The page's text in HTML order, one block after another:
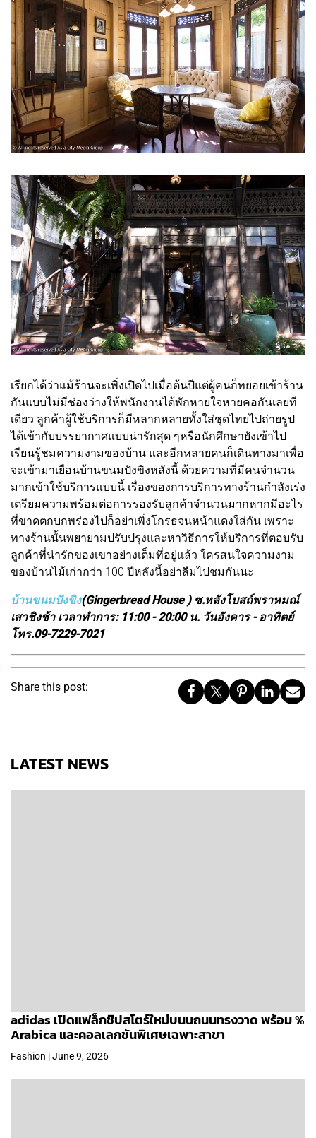
เรียกได้ว่าแม้ร้านจะเพิ่งเปิดไปเมื่อต้นปีแต่ผู้คนก็ทยอยเข้าร้าน
กันแบบไม่มีช่องว่างให้พนักงานได้พักหายใจหายคอกันเลยที
เดียว ลูกค้าผู้ใช้บริการก็มีหลากหลายทั้งใส่ชุดไทยไปถ่ายรูป
ได้เข้ากับบรรยากาศแบบน่ารักสุด ๆหรือนักศึกษายังเข้าไป
เรียนรู้ชมความงามของบ้าน และอีกหลายคนก็เดินทางมาเพื่อ
จะเข้ามาเยือนบ้านขนมปังขิงหลังนี้ ด้วยความที่มีคนจำนวน
มากเข้าใช้บริการแบบนี้ เรื่องของการบริการทางร้านกำลังเร่ง
เตรียมความพร้อมต่อการรองรับลูกค้าจำนวนมากหากมีอะไร
ที่ขาดตกบกพร่องไปก็อย่าเพิ่งโกรธจนหน้าแดงใส่กัน เพราะ
ทางร้านนั้นพยายามปรับปรุงและหาวิธีการให้บริการที่ตอบรับ
ลูกค้าที่น่ารักของเขาอย่างเต็มที่อยู่แล้ว ใครสนใจความงาม
ของบ้านไม้เก่ากว่า 100 ปีหลังนี้อย่าลืมไปชมกันนะ
บ้านขนมปังขิง(Gingerbread House ) ซ.หลังโบสถ์พราหมณ์
เสาชิงช้า เวลาทำการ: 11:00 - 20:00 น. วันอังคาร - อาทิตย์
โทร.09-7229-7021
Share this post:
LATEST NEWS
adidas เปิดแฟล็กชิปสโตร์ใหม่บนนถนนทรงวาด พร้อม %
Arabica และคอลเลกชันพิเศษเฉพาะสาขา
Fashion | June 9, 2026